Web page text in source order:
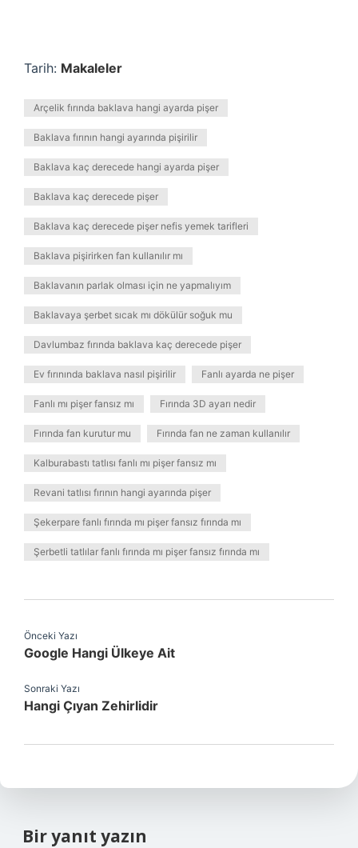
Tarih: Makaleler
Arçelik fırında baklava hangi ayarda pişer
Baklava fırının hangi ayarında pişirilir
Baklava kaç derecede hangi ayarda pişer
Baklava kaç derecede pişer
Baklava kaç derecede pişer nefis yemek tarifleri
Baklava pişirirken fan kullanılır mı
Baklavanın parlak olması için ne yapmalıyım
Baklavaya şerbet sıcak mı dökülür soğuk mu
Davlumbaz fırında baklava kaç derecede pişer
Ev fırınında baklava nasıl pişirilir Fanlı ayarda ne pişer
Fanlı mı pişer fansız mı Fırında 3D ayarı nedir
Fırında fan kurutur mu Fırında fan ne zaman kullanılır
Kalburabastı tatlısı fanlı mı pişer fansız mı
Revani tatlısı fırının hangi ayarında pişer
Şekerpare fanlı fırında mı pişer fansız fırında mı
Şerbetli tatlılar fanlı fırında mı pişer fansız fırında mı
Önceki Yazı
Google Hangi Ülkeye Ait
Sonraki Yazı
Hangi Çıyan Zehirlidir
Bir yanıt yazın